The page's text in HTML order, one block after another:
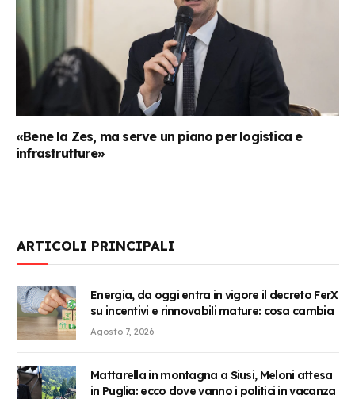
«Bene la Zes, ma serve un piano per logistica e
infrastrutture»
ARTICOLI PRINCIPALI
Energia, da oggi entra in vigore il decreto FerX
su incentivi e rinnovabili mature: cosa cambia
Agosto 7, 2026
Mattarella in montagna a Siusi, Meloni attesa
in Puglia: ecco dove vanno i politici in vacanza